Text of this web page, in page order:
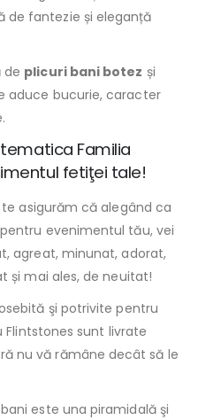
de fantezie și eleganță
de plicuri bani botez și
aduce bucurie, caracter
Familia
fetiţei tale!
asigurăm că alegând ca
evenimentul tău, vei
agreat, minunat, adorat,
și mai ales, de neuitat!
şi potrivite pentru
sunt livrate
nu vă rămâne decât să le
este una piramidală şi